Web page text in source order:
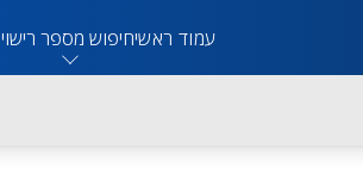
עמוד ראשיחיפוש מספר רישוי